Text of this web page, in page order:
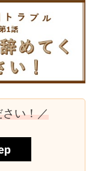
い！／